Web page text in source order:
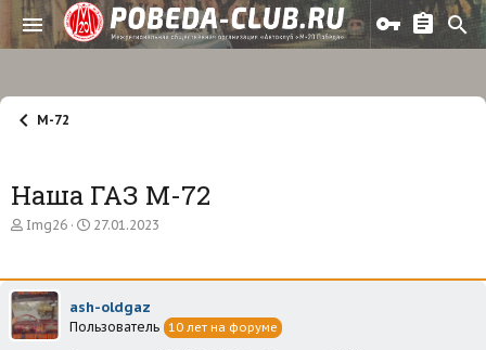
М-72
Наша ГАЗ М-72
А
о
р
т
е
Img26
Д
а
а
ч
27.01.2023
ash-oldgaz
Пользователь 10 лет на форуме